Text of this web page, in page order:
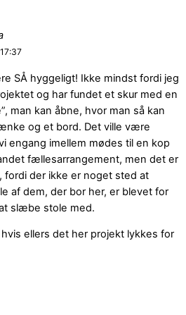
SÅ hyggeligt! Ikke mindst fordi jeg
og har fundet et skur med en
man kan åbne, hvor man så kan
og et bord. Det ville være
engang imellem mødes til en kop
fællesarrangement, men det er
fordi der ikke er noget sted at
af dem, der bor her, er blevet for
slæbe stole med.
hvis ellers det her projekt lykkes for